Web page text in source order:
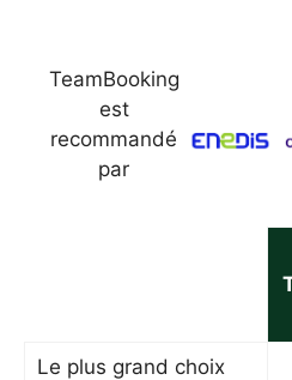
TeamBooking
est
recommandé
par
Le plus grand choix